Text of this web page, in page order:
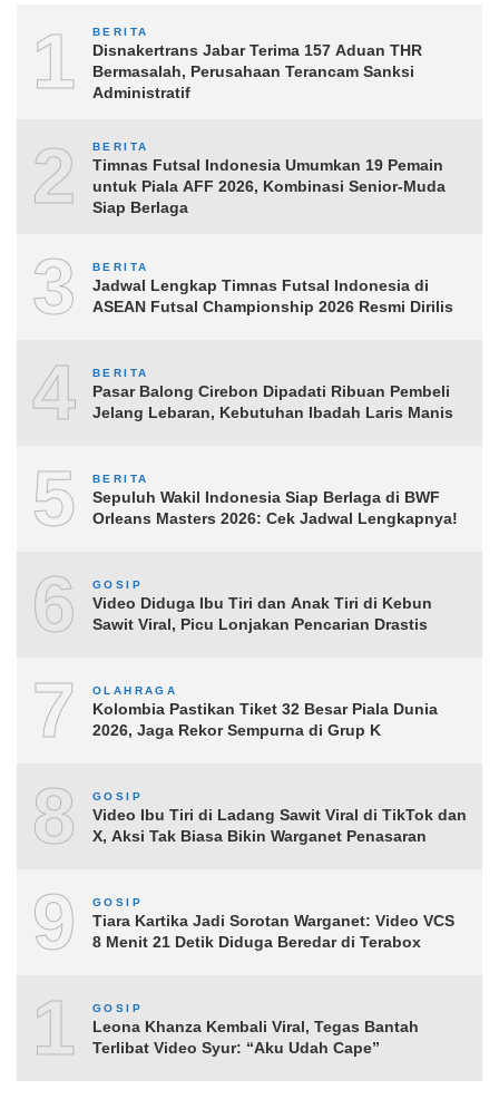
1 BERITA
Disnakertrans Jabar Terima 157 Aduan THR
Bermasalah, Perusahaan Terancam Sanksi
Administratif
2 BERITA
Timnas Futsal Indonesia Umumkan 19 Pemain
untuk Piala AFF 2026, Kombinasi Senior-Muda
Siap Berlaga
3 BERITA
Jadwal Lengkap Timnas Futsal Indonesia di
ASEAN Futsal Championship 2026 Resmi Dirilis
4 BERITA
Pasar Balong Cirebon Dipadati Ribuan Pembeli
Jelang Lebaran, Kebutuhan Ibadah Laris Manis
5 BERITA
Sepuluh Wakil Indonesia Siap Berlaga di BWF
Orleans Masters 2026: Cek Jadwal Lengkapnya!
6 GOSIP
Video Diduga Ibu Tiri dan Anak Tiri di Kebun
Sawit Viral, Picu Lonjakan Pencarian Drastis
7 OLAHRAGA
Kolombia Pastikan Tiket 32 Besar Piala Dunia
2026, Jaga Rekor Sempurna di Grup K
8 GOSIP
Video Ibu Tiri di Ladang Sawit Viral di TikTok dan
X, Aksi Tak Biasa Bikin Warganet Penasaran
9 GOSIP
Tiara Kartika Jadi Sorotan Warganet: Video VCS
8 Menit 21 Detik Diduga Beredar di Terabox
10
GOSIP
Leona Khanza Kembali Viral, Tegas Bantah
Terlibat Video Syur: “Aku Udah Cape”